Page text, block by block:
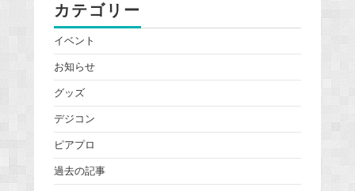
カテゴリー
イベント
お知らせ
グッズ
デジコン
ピアプロ
過去の記事